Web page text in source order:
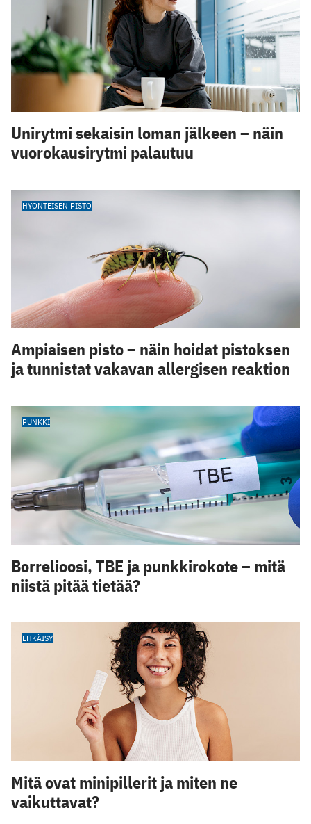
Unirytmi sekaisin loman jälkeen – näin
vuorokausirytmi palautuu
HYÖNTEISEN PISTO
Ampiaisen pisto – näin hoidat pistoksen
ja tunnistat vakavan allergisen reaktion
PUNKKI
Borrelioosi, TBE ja punkkirokote – mitä
niistä pitää tietää?
EHKÄISY
Mitä ovat minipillerit ja miten ne
vaikuttavat?